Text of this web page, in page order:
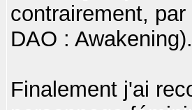
contrairement,
DAO : Awakening).
Finalement j'ai